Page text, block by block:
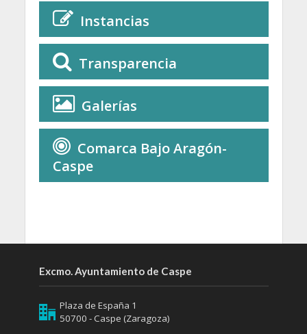
Instancias
Transparencia
Galerías
Comarca Bajo Aragón-
Caspe
Excmo. Ayuntamiento de Caspe
Plaza de España 1
50700 - Caspe (Zaragoza)